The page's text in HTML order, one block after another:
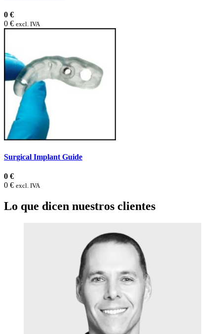
0 €
0 € excl. IVA
Surgical Implant Guide
0 €
0 € excl. IVA
Lo que dicen nuestros clientes